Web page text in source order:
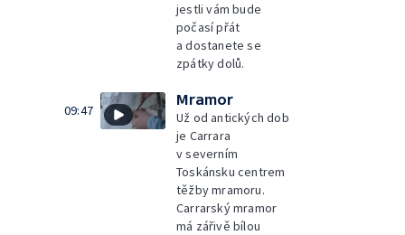
jestli vám bude
počasí přát
a dostanete se
zpátky dolů.
09:47
Mramor
Už od antických dob
je Carrara
v severním
Toskánsku centrem
těžby mramoru.
Carrarský mramor
má zářivě bílou